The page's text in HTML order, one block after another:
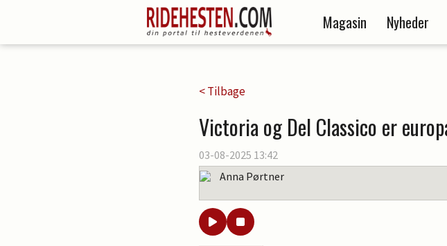
Magasin Nyheder
< Tilbage
Victoria og Del Classico er
03-08-2025 13:42
Anna Pørtner